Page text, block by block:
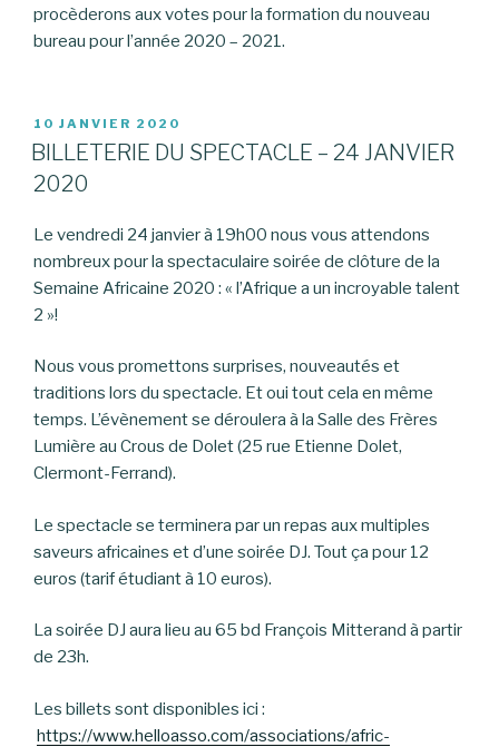
procèderons aux votes pour la formation du nouveau
bureau pour l’année 2020 – 2021.
PUBLIÉ
LE
10 JANVIER 2020
BILLETERIE DU SPECTACLE – 24 JANVIER
2020
Le vendredi 24 janvier à 19h00 nous vous attendons
nombreux pour la spectaculaire soirée de clôture de la
Semaine Africaine 2020 : « l’Afrique a un incroyable talent
2 »!
Nous vous promettons surprises, nouveautés et
traditions lors du spectacle. Et oui tout cela en même
temps. L’évènement se déroulera à la Salle des Frères
Lumière au Crous de Dolet (25 rue Etienne Dolet,
Clermont-Ferrand).
Le spectacle se terminera par un repas aux multiples
saveurs africaines et d’une soirée DJ. Tout ça pour 12
euros (tarif étudiant à 10 euros).
La soirée DJ aura lieu au 65 bd François Mitterand à partir
de 23h.
Les billets sont disponibles ici :
https://www.helloasso.com/associations/afric-